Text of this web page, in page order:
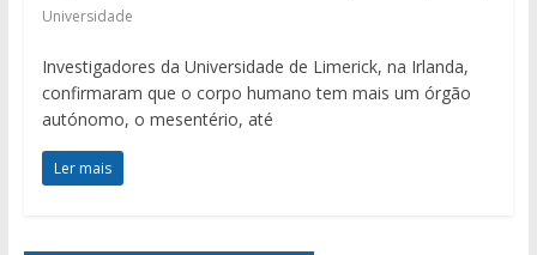
Universidade
Investigadores da Universidade de Limerick, na Irlanda,
confirmaram que o corpo humano tem mais um órgão
autónomo, o mesentério, até
Ler mais